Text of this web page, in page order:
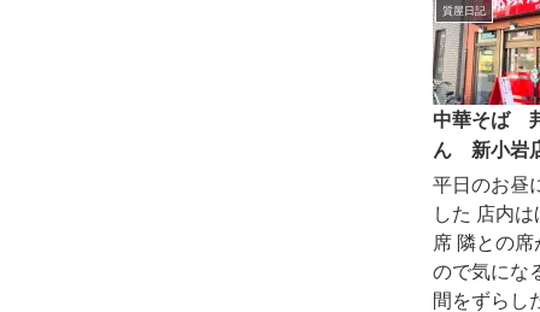
質屋日記
中華そば
ん 新小岩
平日のお昼
した 店内は
席 隣との席
ので気にな
間をずらし